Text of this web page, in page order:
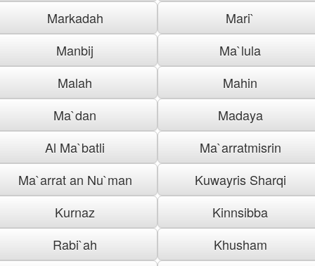
Markadah
Mari`
Manbij
Ma`lula
Malah
Mahin
Ma`dan
Madaya
Al Ma`batli
Ma`arratmisrin
Ma`arrat an Nu`man
Kuwayris Sharqi
Kurnaz
Kinnsibba
Rabi`ah
Khusham